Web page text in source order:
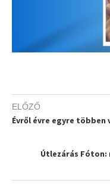
ELŐZŐ
Évről évre egyre
Útlezárás